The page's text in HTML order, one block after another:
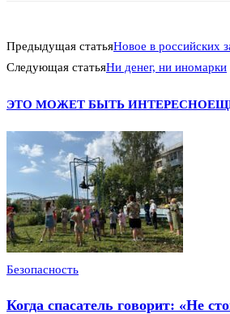
Предыдущая статьяНовое в российских
Следующая статьяНи денег, ни иномарки
ЭТО МОЖЕТ БЫТЬ ИНТЕРЕСНО
Безопасность
Когда спасатель говорит: «Не